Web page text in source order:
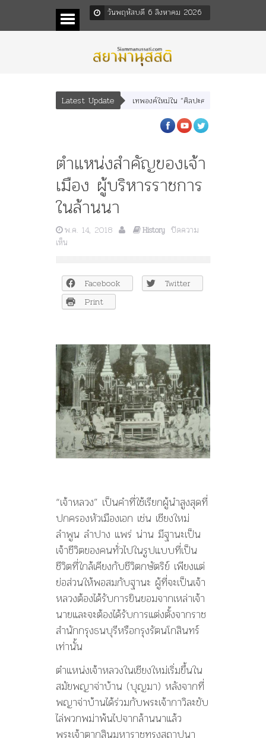
วันพฤหัสบดี 6 สิงหาคม 2026
Latest Update
เทพบุตร” และ “เทพีรัฐธรรมนูญ” เทพองค์ใหม่ใน “ศิลปะคณะราษฎร”
ตำแหน่งสำคัญของเจ้า
เมือง ผู้บริหารราชการ
ในล้านนา
พ.ค. 14, 2018 History ปิดความ
เห็น
ตำแหน่ง
สำคัญ
ของ
เจ้า
เมือง
ผู้
ใน
ล้าน
นา
Facebook
Twitter
Print
“เจ้าหลวง” เป็นคำที่ใช้เรียกผู้นำสูงสุดที่
ปกครองหัวเมืองเอก เช่น เชียงใหม่
ลำพูน ลำปาง แพร่ น่าน มีฐานะเป็น
เจ้าชีวิตของคนทั่วไปในรูปแบบที่เป็น
ชีวิตที่ใกล้เคียงกับชีวิตกษัตริย์ เพียงแต่
ย่อส่วนให้พอสมกับฐานะ ผู้ที่จะเป็นเจ้า
หลวงต้องได้รับการยินยอมจากเหล่าเจ้า
นายและจะต้องได้รับการแต่งตั้งจากราช
สำนักกรุงธนบุรีหรือกรุงรัตนโกสินทร์
เท่านั้น
ตำแหน่งเจ้าหลวงในเชียงใหม่เริ่มขึ้นใน
สมัยพญาจ่าบ้าน (บุญมา) หลังจากที่
พญาจ่าบ้านได้ร่วมกับพระเจ้ากาวิละขับ
ไล่พวกพม่าพ้นไปจากล้านนาแล้ว
พระเจ้าตากสินมหาราชทรงสถาปนา